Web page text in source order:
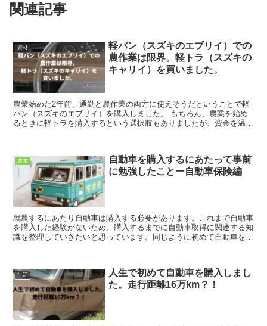
関連記事
資材
軽バン（スズキのエブリイ）での
農作業は限界。軽トラ（スズキの
キャリイ）を買いました。
農業始めた2年前、通勤と農作業の両方に使えそうだということで軽
バン（スズキのエブリイ）を購入しました。 もちろん、農業を始め
るときに軽トラを購入するという選択肢もありましたが、資金を温存
農業
自動車を購入するにあたって事前
に勉強したことー自動車保険編
就農するにあたり自動車は購入する必要があります。これまで自動車
を購入した経験がないため、購入するまでに自動車取得に関連する知
識を整理していきたいと思っています。同じように初めて自動車を購
生活
人生で初めて自動車を購入しまし
た。走行距離16万km？！